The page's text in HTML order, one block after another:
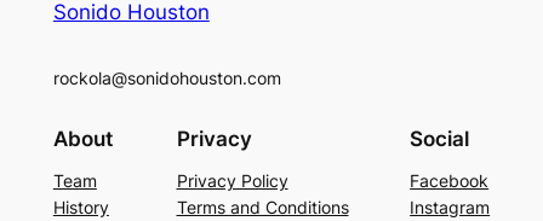
Sonido Houston
rockola@sonidohouston.com
About
Team
History
Privacy
Privacy Policy
Terms and Conditions
Social
Facebook
Instagram